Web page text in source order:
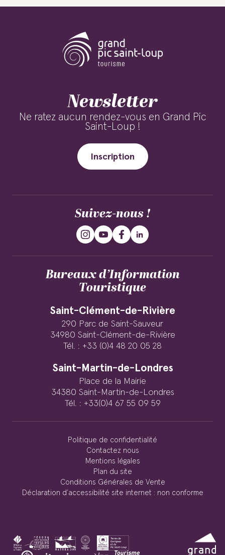
Newsletter
Ne ratez aucun rendez-vous en Grand Pic
Saint-Loup !
Inscription
Suivez-nous !
Bureaux d’Information
Touristique
Saint-Clément-de-Rivière
290 Parc de Saint-Sauveur
34980 Saint-Clément-de-Rivière
Tél. : +33 (0)4 48 20 05 28
Saint-Martin-de-Londres
Place de la Mairie
34380 Saint-Martin-de-Londres
Tél. : +33(0)4 67 55 09 59
Politique de confidentialité
Contactez nous
Mentions légales
Plan du site
Conditions Générales de Vente
Déclaration d’accessibilité site internet : non conforme